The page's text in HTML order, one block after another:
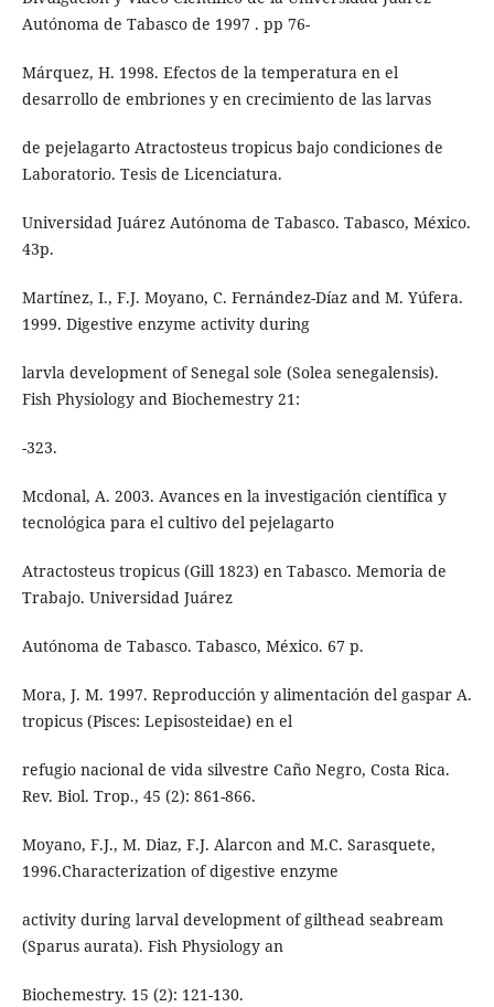
Autónoma de Tabasco de 1997 . pp 76-
Márquez, H. 1998. Efectos de la temperatura en el
desarrollo de embriones y en crecimiento de las larvas
de pejelagarto Atractosteus tropicus bajo condiciones de
Laboratorio. Tesis de Licenciatura.
Universidad Juárez Autónoma de Tabasco. Tabasco, México.
43p.
Martínez, I., F.J. Moyano, C. Fernández-Díaz and M. Yúfera.
1999. Digestive enzyme activity during
larvla development of Senegal sole (Solea senegalensis).
Fish Physiology and Biochemestry 21:
-323.
Mcdonal, A. 2003. Avances en la investigación científica y
tecnológica para el cultivo del pejelagarto
Atractosteus tropicus (Gill 1823) en Tabasco. Memoria de
Trabajo. Universidad Juárez
Autónoma de Tabasco. Tabasco, México. 67 p.
Mora, J. M. 1997. Reproducción y alimentación del gaspar A.
tropicus (Pisces: Lepisosteidae) en el
refugio nacional de vida silvestre Caño Negro, Costa Rica.
Rev. Biol. Trop., 45 (2): 861-866.
Moyano, F.J., M. Diaz, F.J. Alarcon and M.C. Sarasquete,
1996.Characterization of digestive enzyme
activity during larval development of gilthead seabream
(Sparus aurata). Fish Physiology an
Biochemestry. 15 (2): 121-130.